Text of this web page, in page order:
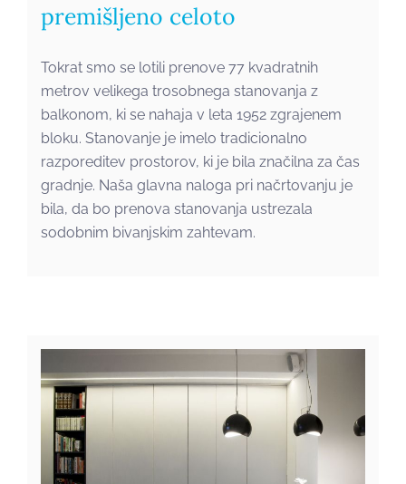
premišljeno celoto
Tokrat smo se lotili prenove 77 kvadratnih
metrov velikega trosobnega stanovanja z
balkonom, ki se nahaja v leta 1952 zgrajenem
bloku. Stanovanje je imelo tradicionalno
razporeditev prostorov, ki je bila značilna za čas
gradnje. Naša glavna naloga pri načrtovanju je
bila, da bo prenova stanovanja ustrezala
sodobnim bivanjskim zahtevam.